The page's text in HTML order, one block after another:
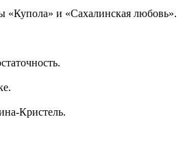
«Купола» и «Сахалинская любовь».
Кристель.